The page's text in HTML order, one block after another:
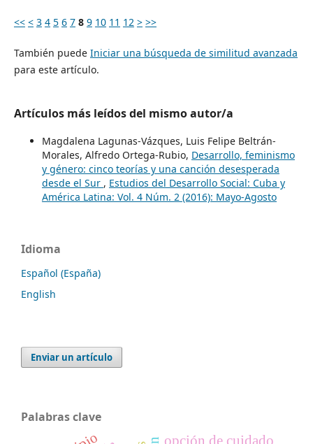
<< < 3 4 5 6 7 8 9 10 11 12 > >>
También puede Iniciar una búsqueda de similitud avanzada
para este artículo.
Artículos más leídos del mismo autor/a
Magdalena Lagunas-Vázques, Luis Felipe Beltrán-
Morales, Alfredo Ortega-Rubio, Desarrollo, feminismo
y género: cinco teorías y una canción desesperada
desde el Sur , Estudios del Desarrollo Social: Cuba y
América Latina: Vol. 4 Núm. 2 (2016): Mayo-Agosto
Idioma
Español (España)
English
Enviar un artículo
Palabras clave
opción de cuidado